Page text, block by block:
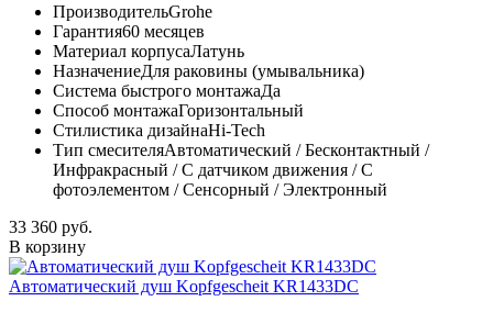
ПроизводительGrohe
Гарантия60 месяцев
Материал корпусаЛатунь
НазначениеДля раковины (умывальника)
Система быстрого монтажаДа
Способ монтажаГоризонтальный
Стилистика дизайнаHi-Tech
Тип смесителяАвтоматический / Бесконтактный /
Инфракрасный / С датчиком движения / С
фотоэлементом / Сенсорный / Электронный
33 360 руб.
В корзину
Автоматический душ Kopfgescheit KR1433DC